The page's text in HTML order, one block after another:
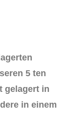
5 ten
gelagert in
in einem